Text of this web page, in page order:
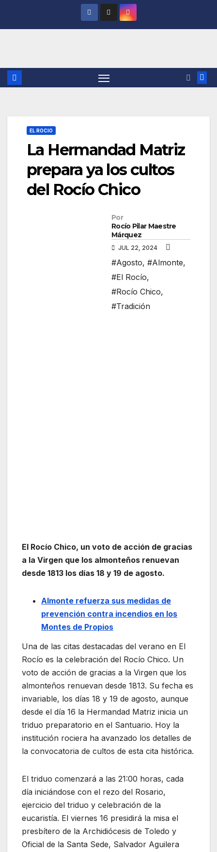
EL ROCIO
La Hermandad Matriz
prepara ya los cultos
del Rocío Chico
Por
Rocío Pilar Maestre
Márquez
JUL 22, 2024
#Agosto, #Almonte,
#El Rocío,
#Rocío Chico,
#Tradición
El Rocío Chico, un voto de acción de gracias
a la Virgen que los almonteños renuevan
desde 1813 los días 18 y 19 de agosto.
Almonte refuerza sus medidas de
prevención contra incendios en los
Montes de Propios
Una de las citas destacadas del verano en El
Rocío es la celebración del Rocío Chico. Un
voto de acción de gracias a la Virgen que los
almonteños renuevan desde 1813. Su fecha es
invariable, los días 18 y 19 de agosto, aunque
desde el día 16 la Hermandad Matriz inicia un
triduo preparatorio en el Santuario. Hoy la
institución rociera ha avanzado los detalles de
la convocatoria de cultos de esta cita histórica.
El triduo comenzará a las 21:00 horas, cada
día iniciándose con el rezo del Rosario,
ejercicio del triduo y celebración de la
eucaristía. El viernes 16 presidirá la misa el
presbítero de la Archidiócesis de Toledo y
Oficial de la Santa Sede, Salvador Aguilera